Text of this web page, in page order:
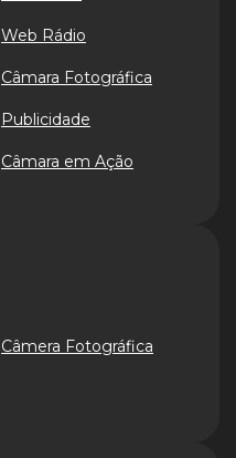
Web Rádio
Câmara Fotográfica
Publicidade
Câmara em Ação
Câmera Fotográfica